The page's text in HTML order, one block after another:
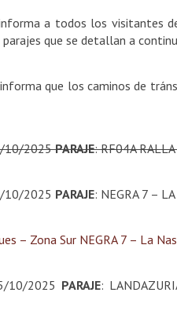
a todos los visitantes
que se detallan a
que los caminos de
10/2025PARAJE: RF04A
10/2025 PARAJE: NEGRA 7 –
– Zona Sur NEGRA 7 – La
10/2025 PARAJE: